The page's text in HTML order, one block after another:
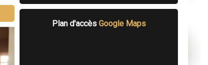
Plan d'accès Google Maps